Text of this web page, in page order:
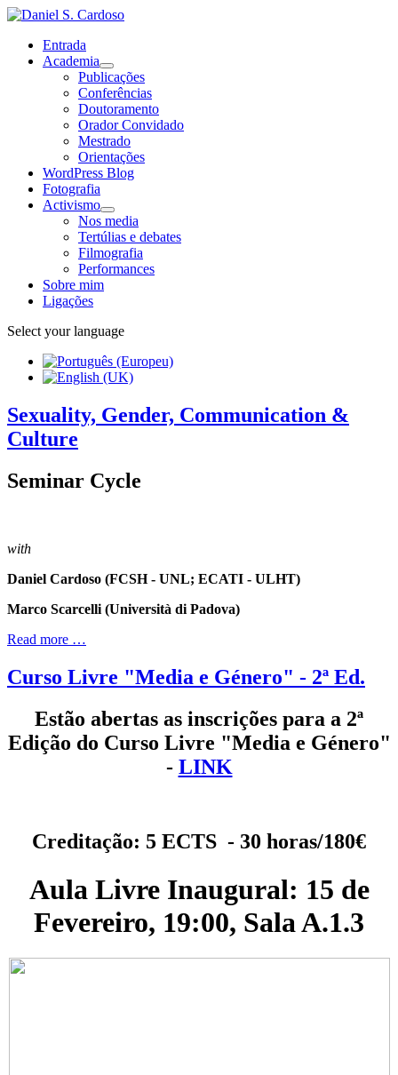
Entrada
Academia
Publicações
Conferências
Doutoramento
Orador Convidado
Mestrado
Orientações
WordPress Blog
Fotografia
Activismo
Nos media
Tertúlias e debates
Filmografia
Performances
Sobre mim
Ligações
Select your language
Sexuality, Gender, Communication &
Culture
Seminar Cycle
with
Daniel Cardoso (FCSH - UNL; ECATI - ULHT)
Marco Scarcelli (Università di Padova)
Read more …
Curso Livre "Media e Género" - 2ª Ed.
Estão abertas as inscrições para a 2ª
Edição do Curso Livre "Media e Género"
- LINK
Creditação: 5 ECTS - 30 horas/180€
Aula Livre Inaugural: 15 de
Fevereiro, 19:00, Sala A.1.3